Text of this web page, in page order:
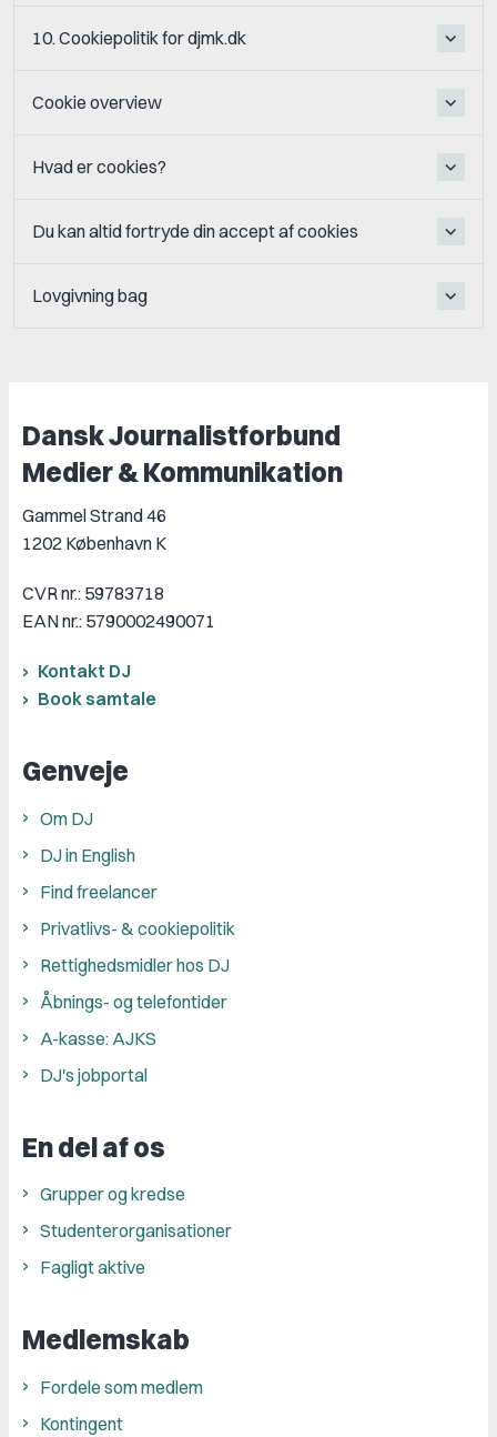
10. Cookiepolitik for djmk.dk
Cookie overview
Hvad er cookies?
Du kan altid fortryde din accept af cookies
Lovgivning bag
Dansk Journalistforbund
Medier & Kommunikation
Gammel Strand 46
1202 København K
CVR nr.: 59783718
EAN nr.: 5790002490071
Kontakt DJ
Book samtale
Genveje
Om DJ
DJ in English
Find freelancer
Privatlivs- & cookiepolitik
Rettighedsmidler hos DJ
Åbnings- og telefontider
A-kasse: AJKS
DJ's jobportal
En del af os
Grupper og kredse
Studenterorganisationer
Fagligt aktive
Medlemskab
Fordele som medlem
Kontingent